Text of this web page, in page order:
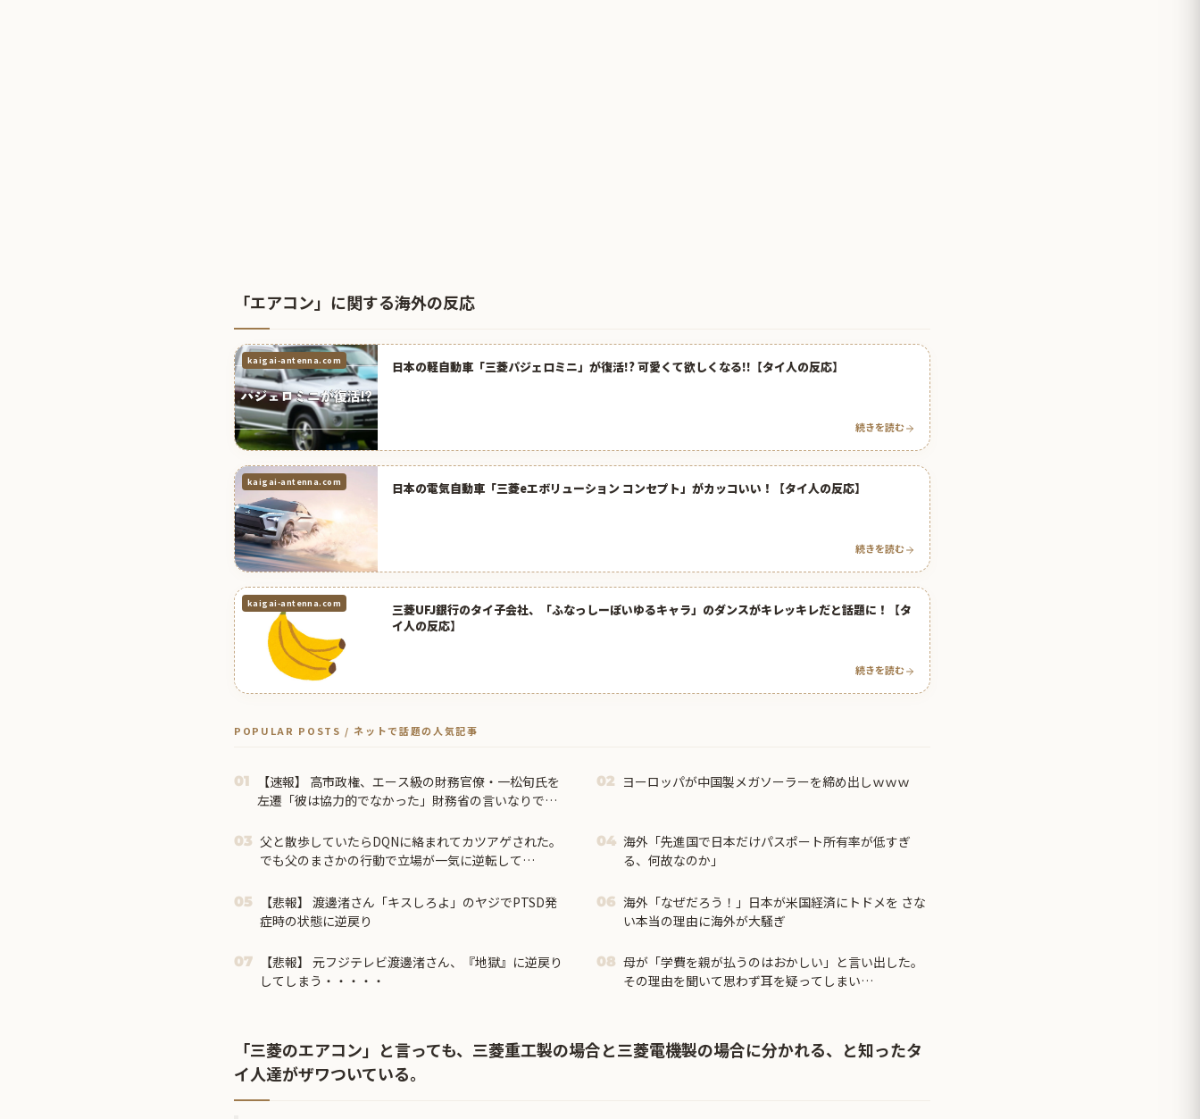
「エアコン」に関する海外の反応
kaigai-antenna.com 日本の軽自動車「三菱パジェロミニ」が復活!? 可愛くて欲しくなる!!【タイ人の反応】
続きを読む
kaigai-antenna.com 日本の電気自動車「三菱eエボリューション コンセプト」がカッコいい！【タイ人の反応】
続きを読む
kaigai-antenna.com
三菱UFJ銀行のタイ子会社、「ふなっしーぽいゆるキャラ」のダンスがキレッキレだと話題に！【タ
イ人の反応】
続きを読む
POPULAR POSTS / ネットで話題の人気記事
01
【速報】 高市政権、エース級の財務官僚・一松旬氏を
左遷「彼は協力的でなかった」財務省の言いなりでは
02 ヨーロッパが中国製メガソーラーを締め出しｗｗｗ
03 父と散歩していたらDQNに絡まれてカツアゲされた。
でも父のまさかの行動で立場が一気に逆転して…
04 海外「先進国で日本だけパスポート所有率が低すぎ
る、何故なのか」
05
【悲報】 渡邊渚さん「キスしろよ」のヤジでPTSD発
症時の状態に逆戻り
06 海外「なぜだろう！」日本が米国経済にトドメを さな
い本当の理由に海外が大騒ぎ
07
【悲報】 元フジテレビ渡邊渚さん、『地獄』に逆戻り
してしまう・・・・・
08 母が「学費を親が払うのはおかしい」と言い出した。
その理由を聞いて思わず耳を疑ってしまい…
「三菱のエアコン」と言っても、三菱重工製の場合と三菱電機製の場合に分かれる、と知ったタ
イ人達がザワついている。